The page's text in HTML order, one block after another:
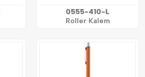
0555-410-L
Roller Kalem